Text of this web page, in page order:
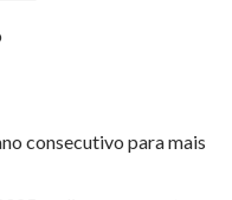
consecutivo para mais